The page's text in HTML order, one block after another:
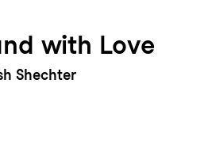
with Love
Shechter